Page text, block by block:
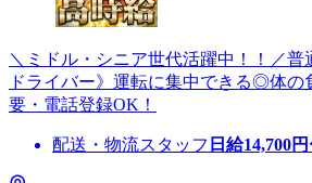
＼ミドル・シニア世代活躍中！！／普
ドライバー》運転に集中できる◎体の
要・電話登録OK！
配送・物流スタッフ 日給14,700